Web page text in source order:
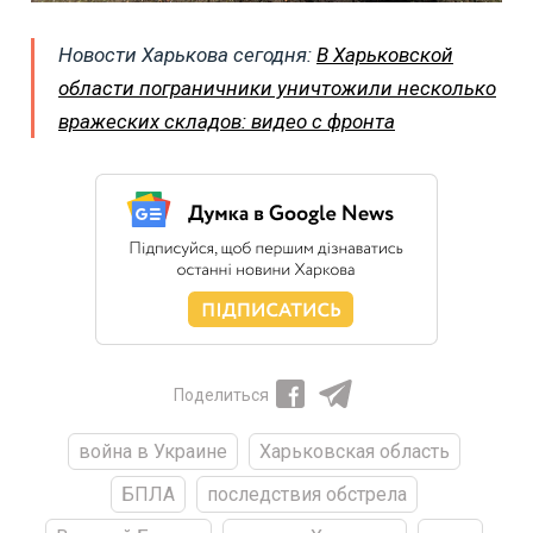
Новости Харькова сегодня: В Харьковской
области пограничники уничтожили несколько
вражеских складов: видео с фронта
Поделиться
война в Украине
Харьковская область
БПЛА
последствия обстрела